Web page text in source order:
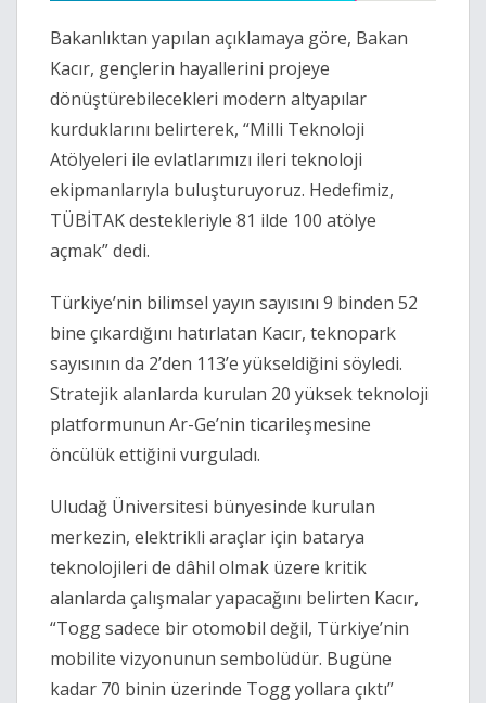
Bakanlıktan yapılan açıklamaya göre, Bakan
Kacır, gençlerin hayallerini projeye
dönüştürebilecekleri modern altyapılar
kurduklarını belirterek, “Milli Teknoloji
Atölyeleri ile evlatlarımızı ileri teknoloji
ekipmanlarıyla buluşturuyoruz. Hedefimiz,
TÜBİTAK destekleriyle 81 ilde 100 atölye
açmak” dedi.
Türkiye’nin bilimsel yayın sayısını 9 binden 52
bine çıkardığını hatırlatan Kacır, teknopark
sayısının da 2’den 113’e yükseldiğini söyledi.
Stratejik alanlarda kurulan 20 yüksek teknoloji
platformunun Ar-Ge’nin ticarileşmesine
öncülük ettiğini vurguladı.
Uludağ Üniversitesi bünyesinde kurulan
merkezin, elektrikli araçlar için batarya
teknolojileri de dâhil olmak üzere kritik
alanlarda çalışmalar yapacağını belirten Kacır,
“Togg sadece bir otomobil değil, Türkiye’nin
mobilite vizyonunun sembolüdür. Bugüne
kadar 70 binin üzerinde Togg yollara çıktı”